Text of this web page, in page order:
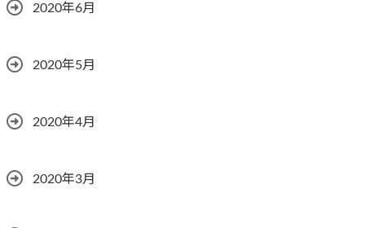
2020年6月
2020年5月
2020年4月
2020年3月